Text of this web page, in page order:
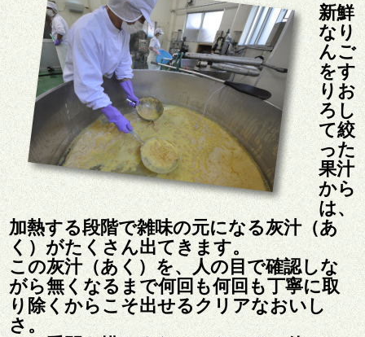
新鮮
なり
んご
をす
りお
ろし
て絞
った
果汁
から
は、
加熱する段階で雑味の元になる灰汁（あ
く）がたくさん出てきます。
この灰汁（あく）を、人の目で確認しな
がら無くなるまで何回も何回も丁寧に取
り除くからこそ出せるクリアなおいし
さ。